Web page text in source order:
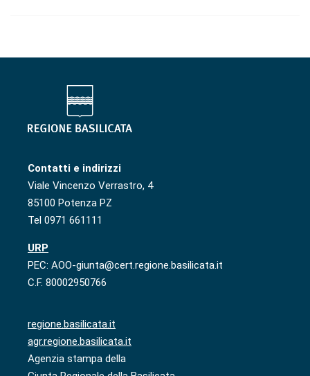
Contatti e indirizzi
Viale Vincenzo Verrastro, 4
85100 Potenza PZ
Tel 0971 661111
URP
PEC: AOO-giunta@cert.regione.basilicata.it
C.F. 80002950766
regione.basilicata.it
agr.regione.basilicata.it
Agenzia stampa della